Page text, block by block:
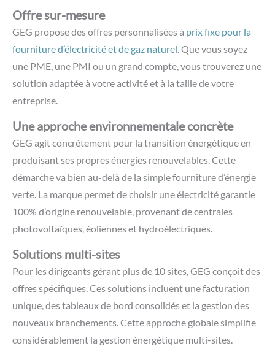
Offre sur-mesure
GEG propose des offres personnalisées à prix fixe pour la
fourniture d’électricité et de gaz naturel. Que vous soyez
une PME, une PMI ou un grand compte, vous trouverez une
solution adaptée à votre activité et à la taille de votre
entreprise.
Une approche environnementale concrète
GEG agit concrètement pour la transition énergétique en
produisant ses propres énergies renouvelables. Cette
démarche va bien au-delà de la simple fourniture d’énergie
verte. La marque permet de choisir une électricité garantie
100% d’origine renouvelable, provenant de centrales
photovoltaïques, éoliennes et hydroélectriques.
Solutions multi-sites
Pour les dirigeants gérant plus de 10 sites, GEG conçoit des
offres spécifiques. Ces solutions incluent une facturation
unique, des tableaux de bord consolidés et la gestion des
nouveaux branchements. Cette approche globale simplifie
considérablement la gestion énergétique multi-sites.